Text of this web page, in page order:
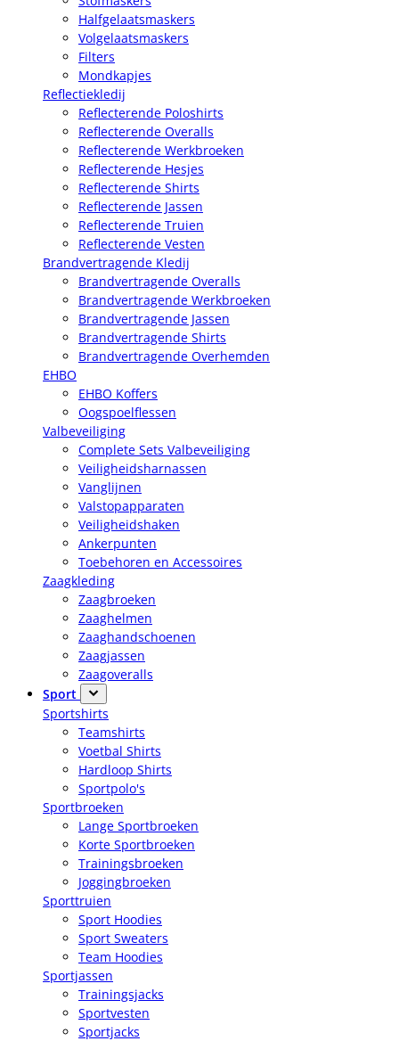
Halfgelaatsmaskers
Volgelaatsmaskers
Filters
Mondkapjes
Reflectiekledij
Reflecterende Poloshirts
Reflecterende Overalls
Reflecterende Werkbroeken
Reflecterende Hesjes
Reflecterende Shirts
Reflecterende Jassen
Reflecterende Truien
Reflecterende Vesten
Brandvertragende Kledij
Brandvertragende Overalls
Brandvertragende Werkbroeken
Brandvertragende Jassen
Brandvertragende Shirts
Brandvertragende Overhemden
EHBO
EHBO Koffers
Oogspoelflessen
Valbeveiliging
Complete Sets Valbeveiliging
Veiligheidsharnassen
Vanglijnen
Valstopapparaten
Veiligheidshaken
Ankerpunten
Toebehoren en Accessoires
Zaagkleding
Zaagbroeken
Zaaghelmen
Zaaghandschoenen
Zaagjassen
Zaagoveralls
Sport
Sportshirts
Teamshirts
Voetbal Shirts
Hardloop Shirts
Sportpolo's
Sportbroeken
Lange Sportbroeken
Korte Sportbroeken
Trainingsbroeken
Joggingbroeken
Sporttruien
Sport Hoodies
Sport Sweaters
Team Hoodies
Sportjassen
Trainingsjacks
Sportvesten
Sportjacks